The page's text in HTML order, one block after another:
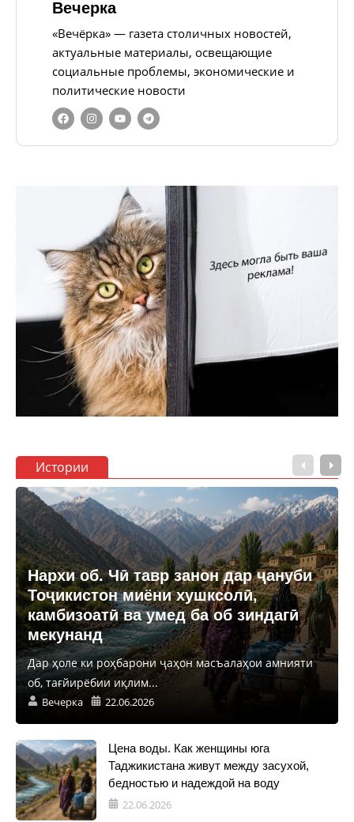
Вечерка
«Вечёрка» — газета столичных новостей,
актуальные материалы, освещающие
социальные проблемы, экономические и
политические новости
Истории
Нархи об. Чӣ тавр занон дар ҷануби
Тоҷикистон миёни хушксолӣ,
камбизоатӣ ва умед ба об зиндагӣ
мекунанд
Дар ҳоле ки роҳбарони ҷаҳон масъалаҳои амнияти
об, тағйирёбии иқлим...
Вечерка 22.06.2026
Цена воды. Как женщины юга
Таджикистана живут между засухой,
бедностью и надеждой на воду
22.06.2026